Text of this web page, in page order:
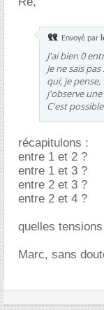
Envoyé par
J'ai bien 0
Je ne sais
qui, je
j'observe
C'est
récapitulons :
entre 1 et 2 ?
entre 1 et 3 ?
entre 2 et 3 ?
entre 2 et 4 ?
quelles
Marc, sans